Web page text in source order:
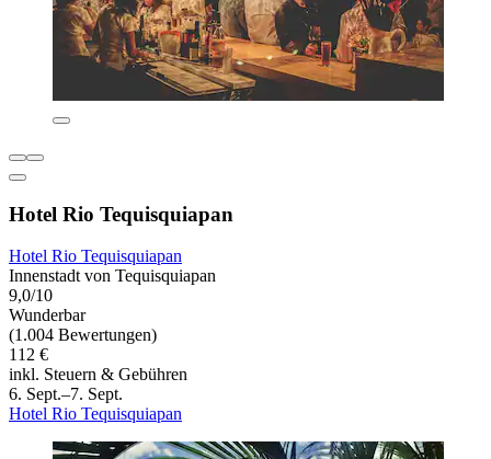
Hotel Rio Tequisquiapan
Hotel Rio Tequisquiapan
Innenstadt von Tequisquiapan
9,0/10
Wunderbar
(1.004 Bewertungen)
112 €
inkl. Steuern & Gebühren
6. Sept.–7. Sept.
Hotel Rio Tequisquiapan